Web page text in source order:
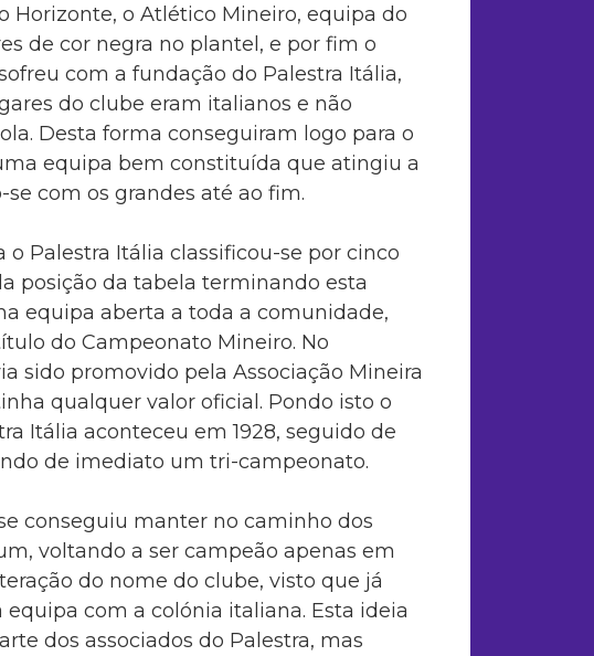
Horizonte, o Atlético Mineiro, equipa do
de cor negra no plantel, e por fim o
com a fundação do Palestra Itália,
do clube eram italianos e não
Desta forma conseguiram logo para o
equipa bem constituída que atingiu a
com os grandes até ao fim.
Palestra Itália classificou-se por cinco
posição da tabela terminando esta
equipa aberta a toda a comunidade,
do Campeonato Mineiro. No
sido promovido pela Associação Mineira
qualquer valor oficial. Pondo isto o
Itália aconteceu em 1928, seguido de
de imediato um tri-campeonato.
conseguiu manter no caminho dos
voltando a ser campeão apenas em
do nome do clube, visto que já
com a colónia italiana. Esta ideia
dos associados do Palestra, mas